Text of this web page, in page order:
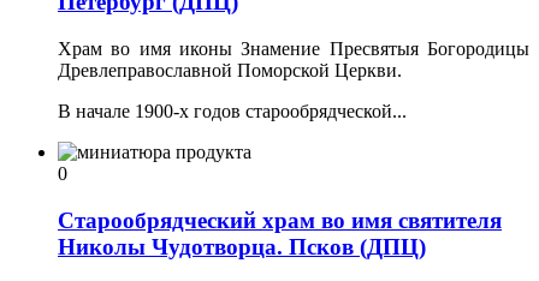
Храм во имя иконы Знамение Пресвятыя Богородицы
Древлеправославной Поморской Церкви.
В начале 1900-х годов старообрядческой...
0
Старообрядческий храм во имя святителя
Николы Чудотворца. Псков (ДПЦ)